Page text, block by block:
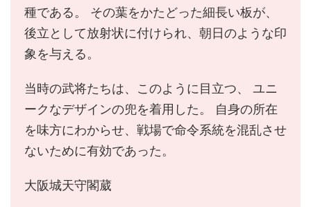
種である。 その葉をかたどった細長い板が、
後立として放射状に付けられ、朝日のような印
象を与える。
当時の武将たちは、このように目立つ、 ユニ
ークなデザインの兜を着用した。 自身の所在
を味方にわからせ、戦場で命令系統を混乱させ
ないために有効であった。
大阪城天守閣葳